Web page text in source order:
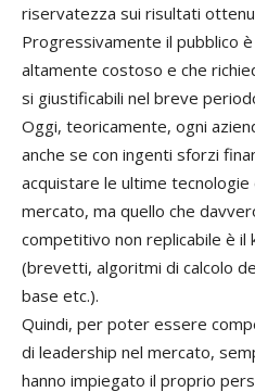
riservatezza sui risultati
Progressivamente il pubblico
altamente costoso e che
si giustificabili nel breve
Oggi, teoricamente, ogni
anche se con ingenti sforzi
acquistare le ultime tecnologie
mercato, ma quello che
competitivo non replicabile è
(brevetti, algoritmi di calcolo
base etc.).
Quindi, per poter essere
di leadership nel mercato,
hanno impiegato il proprio